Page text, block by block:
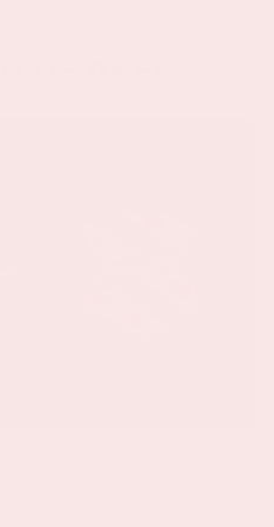
IN BEWEGING
de ArenA